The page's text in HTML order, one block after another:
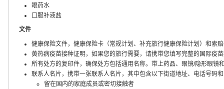
眼药水
口服补液盐
文件
健康保险文件，健康保险卡（常规计划、补充旅行健康保险计划）和索
黄热病疫苗接种证明，如果您的旅行需要，请携带您填写完整的国际疫
所有处方的复印件，确保处方包括通用名称。带上药品、眼镜/隐形眼镜
联系人名片，携带一张联系人名片，其中包含以下街道地址、电话号码
留在国内的家庭成员或密切接触者